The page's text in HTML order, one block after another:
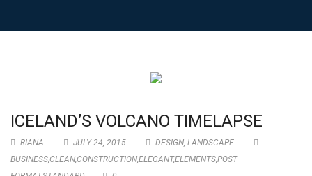
ICELAND’S VOLCANO TIMELAPSE
RIANA JULY 24, 2015 DESIGN, LANDSCAPE
BUSINESS,CLEAN,CONSTRUCTION,ELEGANT,ELEMENTS,POST